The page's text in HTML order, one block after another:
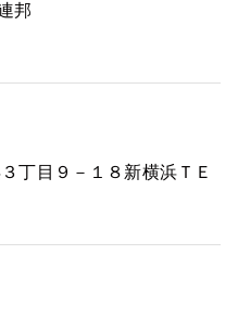
邦
丁目９－１８新横浜ＴＥ